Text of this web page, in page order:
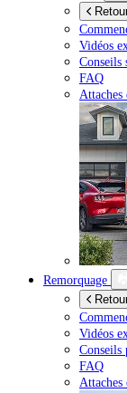
Vidéos
Conseils
FAQ
Attaches
Remorquage
Vidéos
Conseils
FAQ
Attaches